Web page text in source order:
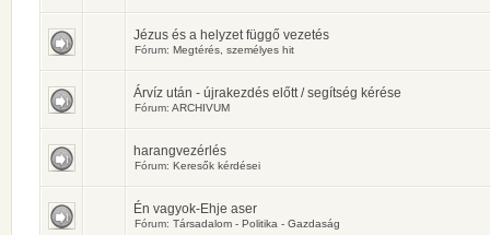
Jézus és a helyzet függő vezetés
Fórum: Megtérés, személyes hit
Árvíz után - újrakezdés előtt / segítség kérése
Fórum: ARCHIVUM
harangvezérlés
Fórum: Keresők kérdései
Én vagyok-Ehje aser
Fórum: Társadalom - Politika - Gazdaság